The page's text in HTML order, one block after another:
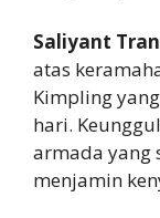
Saliyant
atas
Kimpling
hari.
armada yang
menjamin